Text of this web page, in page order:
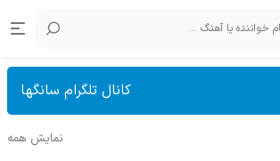
کانال تلگرام سانگها
نمایش همه